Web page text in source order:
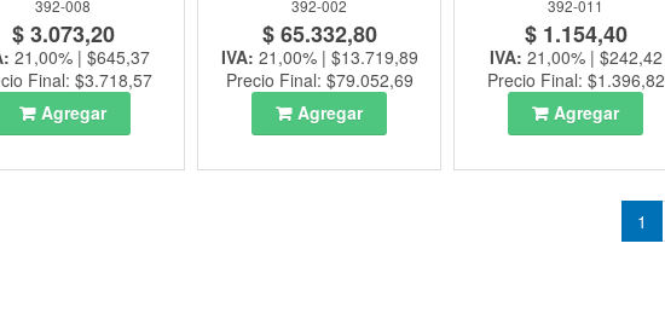
392-008
$ 3.073,20
21,00% | $645,37
Final: $3.718,57
Agregar
392-002
$ 65.332,80
IVA: 21,00% | $13.719,89
Precio Final: $79.052,69
Agregar
392-011
$ 1.154,40
IVA: 21,00% | $242,42
Precio Final: $1.396,82
Agregar
1